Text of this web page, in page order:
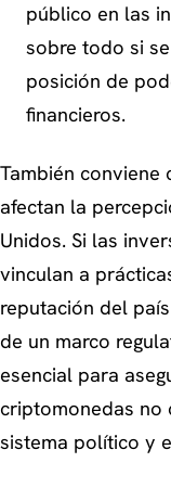
público en las
sobre todo si
posición de
financieros.
También
afectan la
Unidos. Si las
vinculan a
reputación del
de un marco
esencial para
criptomonedas no
sistema político y